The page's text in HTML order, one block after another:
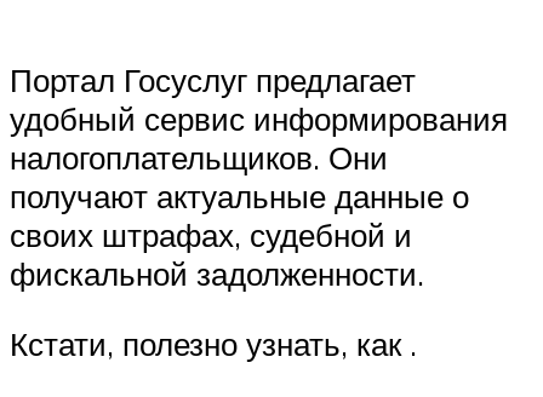
Портал Госуслуг предлагает
удобный сервис информирования
налогоплательщиков. Они
получают актуальные данные о
своих штрафах, судебной и
фискальной задолженности.
Кстати, полезно узнать, как .